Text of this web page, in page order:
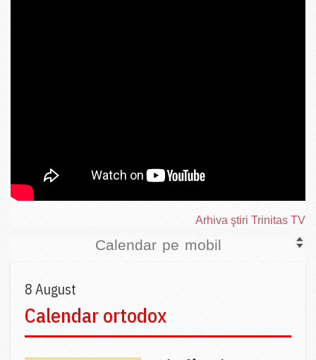
Arhiva ştiri Trinitas TV
Calendar pe mobil
8 August
Calendar ortodox